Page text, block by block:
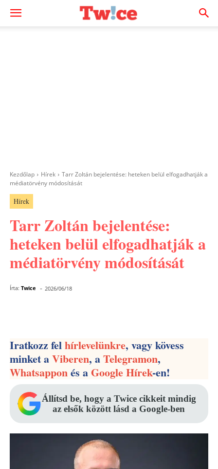
Kezdőlap Hírek
Tarr Zoltán bejelentése: heteken belül elfogadhatják a
médiatörvény módosítását
Hírek
Tarr Zoltán bejelentése:
heteken belül elfogadhatják a
médiatörvény módosítását
Írta: Twice - 2026/06/18
Iratkozz felhírlevelünkre, vagy kövess
minket aViberen, aTelegramon,
Whatsapponés aGoogle Hírek-en!
Állítsd be, hogy a Twice cikkeit mindig
az elsők között lásd a Google-ben